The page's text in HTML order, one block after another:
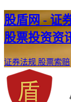
股盾网 - 证
股票投资资
证券法规 股票索赔